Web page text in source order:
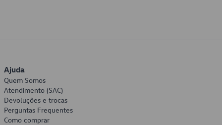
Ajuda
Quem Somos
Atendimento (SAC)
Devoluções e trocas
Perguntas Frequentes
Como comprar